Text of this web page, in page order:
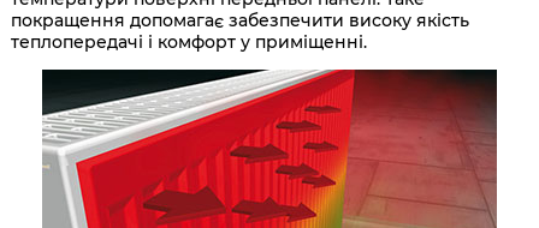
покращення допомагає забезпечити високу якість
теплопередачі і комфорт у приміщенні.